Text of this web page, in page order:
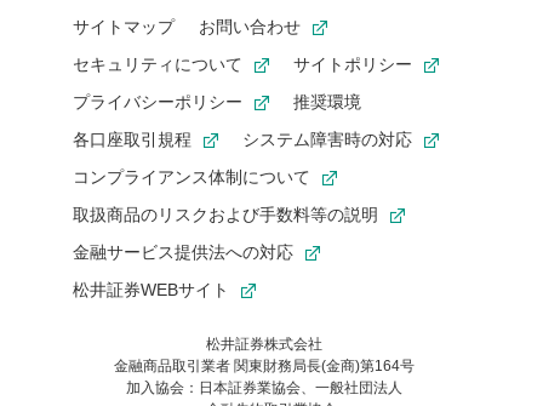
サイトマップ
お問い合わせ
セキュリティについて
サイトポリシー
プライバシーポリシー
推奨環境
各口座取引規程
システム障害時の対応
コンプライアンス体制について
取扱商品のリスクおよび手数料等の説明
金融サービス提供法への対応
松井証券WEBサイト
松井証券株式会社
金融商品取引業者 関東財務局長(金商)第164号
加入協会：日本証券業協会、一般社団法人
お気に入り機能は松井証券の会員限定の機能です。
お気に入り登録いただくと、後からいつでもお気に入りのコンテ